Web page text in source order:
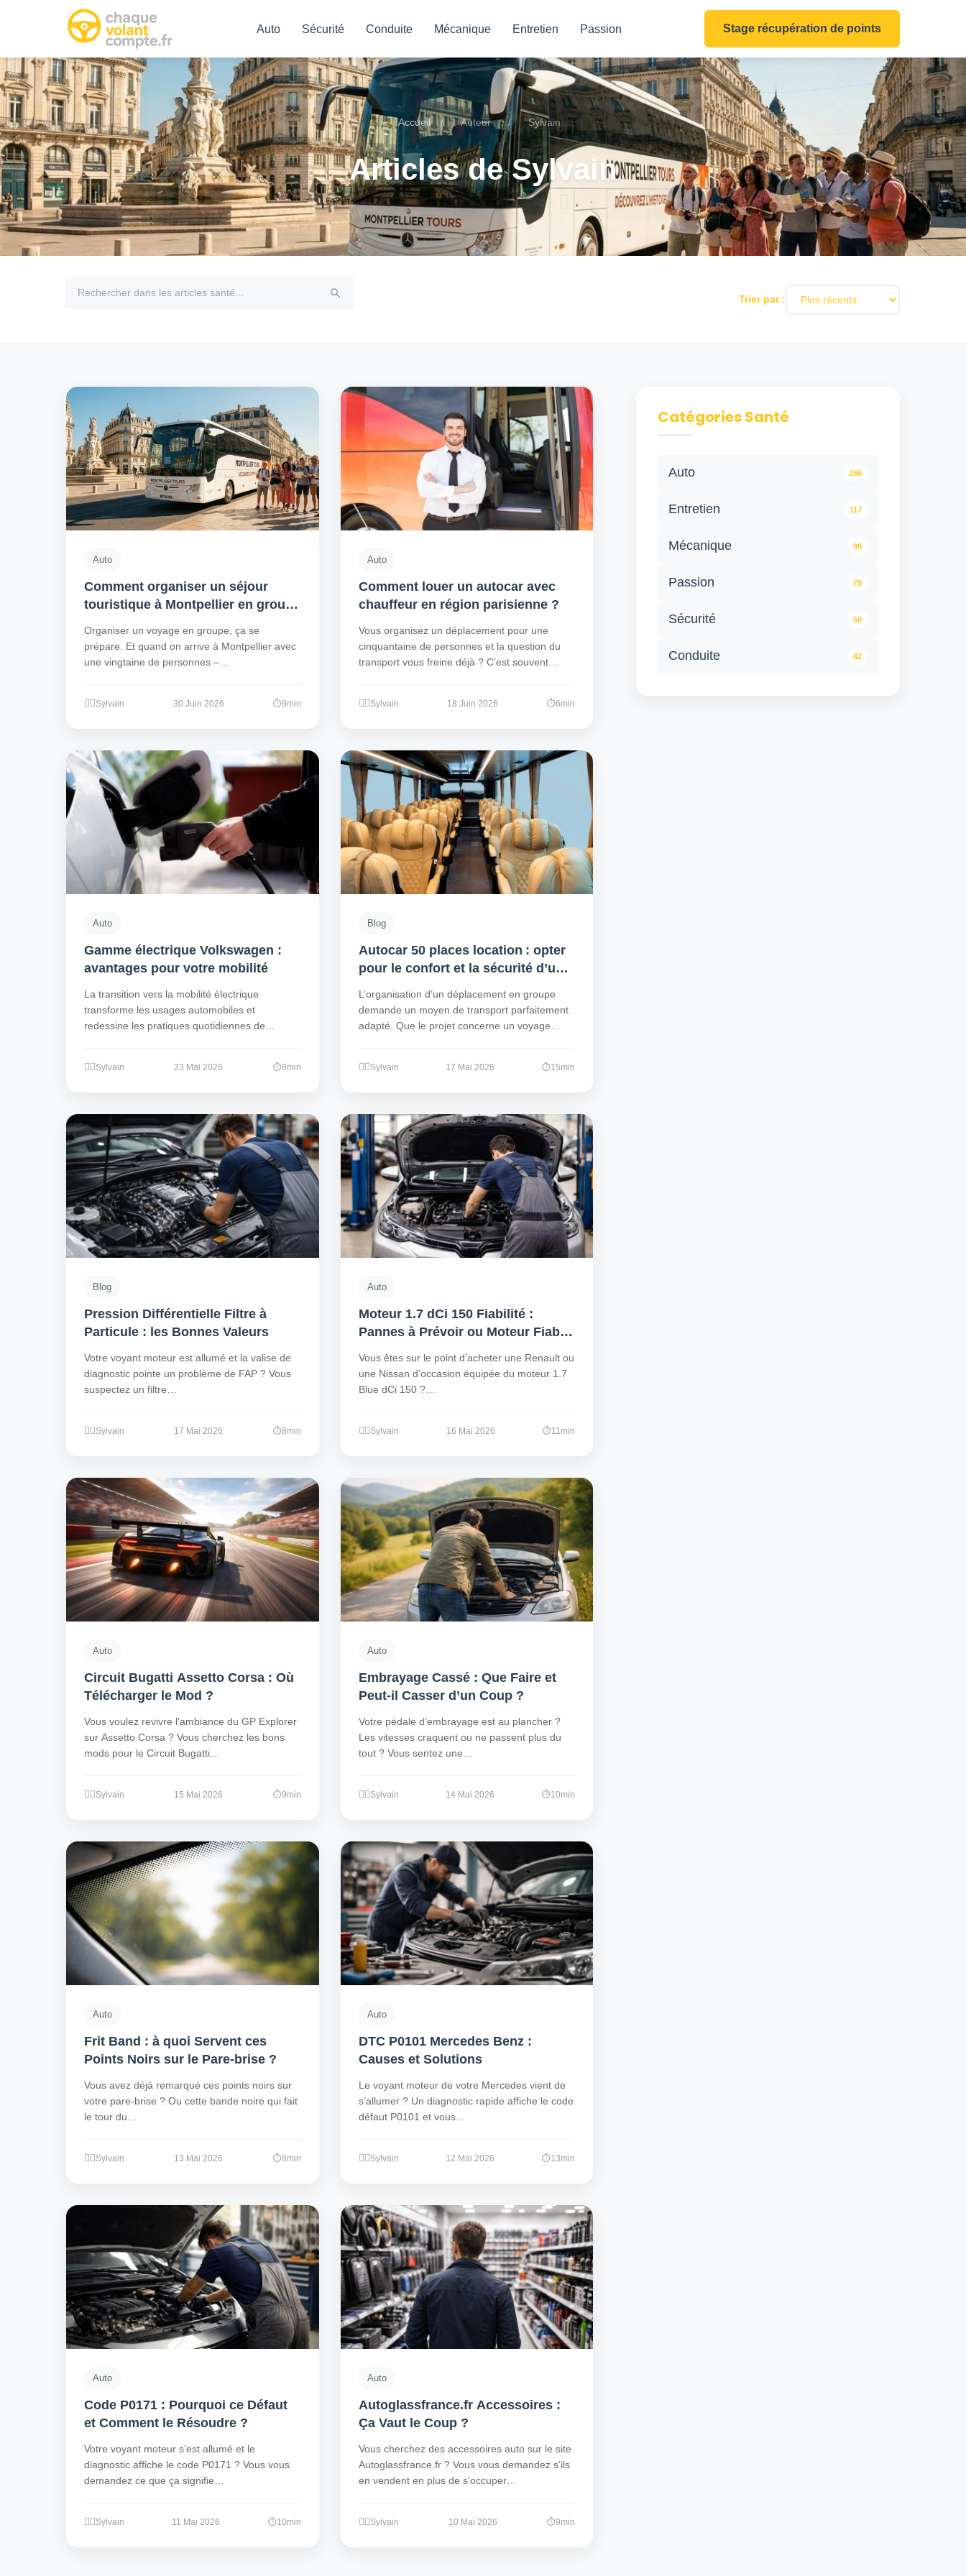
Auto Sécurité Conduite Mécanique Entretien Passion Stage récupération de points
Accueil / Auteur / Sylvain
Articles de Sylvain
Trier par :
Auto
Comment organiser un séjour
touristique à Montpellier en groupe
Organiser un voyage en groupe, ça se
prépare. Et quand on arrive à Montpellier avec
une vingtaine de personnes –…
Sylvain 30 Juin 2026 9min
Auto
Comment louer un autocar avec
chauffeur en région parisienne ?
Vous organisez un déplacement pour une
cinquantaine de personnes et la question du
transport vous freine déjà ? C’est souvent…
Sylvain 18 Juin 2026 6min
Auto
Gamme électrique Volkswagen :
avantages pour votre mobilité
La transition vers la mobilité électrique
transforme les usages automobiles et
redessine les pratiques quotidiennes de
Sylvain 23 Mai 2026 8min
Blog
Autocar 50 places location : opter
pour le confort et la sécurité d’un
L’organisation d’un déplacement en groupe
demande un moyen de transport parfaitement
adapté. Que le projet concerne un voyage
Sylvain 17 Mai 2026 15min
Blog
Pression Différentielle Filtre à
Particule : les Bonnes Valeurs
Votre voyant moteur est allumé et la valise de
diagnostic pointe un problème de FAP ? Vous
suspectez un filtre…
Sylvain 17 Mai 2026 8min
Auto
Moteur 1.7 dCi 150 Fiabilité :
Pannes à Prévoir ou Moteur Fiable
Vous êtes sur le point d’acheter une Renault ou
une Nissan d’occasion équipée du moteur 1.7
Blue dCi 150 ?…
Sylvain 16 Mai 2026 11min
Auto
Circuit Bugatti Assetto Corsa : Où
Télécharger le Mod ?
Vous voulez revivre l’ambiance du GP Explorer
sur Assetto Corsa ? Vous cherchez les bons
mods pour le Circuit Bugatti…
Sylvain 15 Mai 2026 9min
Auto
Embrayage Cassé : Que Faire et
Peut-il Casser d’un Coup ?
Votre pédale d’embrayage est au plancher ?
Les vitesses craquent ou ne passent plus du
tout ? Vous sentez une…
Sylvain 14 Mai 2026 10min
Auto
Frit Band : à quoi Servent ces
Points Noirs sur le Pare-brise ?
Vous avez déjà remarqué ces points noirs sur
votre pare-brise ? Ou cette bande noire qui fait
le tour du…
Sylvain 13 Mai 2026 8min
Auto
DTC P0101 Mercedes Benz :
Causes et Solutions
Le voyant moteur de votre Mercedes vient de
s’allumer ? Un diagnostic rapide affiche le code
défaut P0101 et vous…
Sylvain 12 Mai 2026 13min
Auto
Code P0171 : Pourquoi ce Défaut
et Comment le Résoudre ?
Votre voyant moteur s’est allumé et le
diagnostic affiche le code P0171 ? Vous vous
demandez ce que ça signifie…
Sylvain 11 Mai 2026 10min
Auto
Autoglassfrance.fr Accessoires :
Ça Vaut le Coup ?
Vous cherchez des accessoires auto sur le site
Autoglassfrance.fr ? Vous vous demandez s’ils
en vendent en plus de s’occuper…
Sylvain 10 Mai 2026 9min
Catégories Santé
Auto 266
Entretien 117
Mécanique 99
Passion 79
Sécurité 50
Conduite 42